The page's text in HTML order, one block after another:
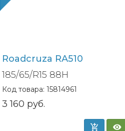
Roadcruza RA510
185/65/R15 88H
Код товара: 15814961
3 160 руб.